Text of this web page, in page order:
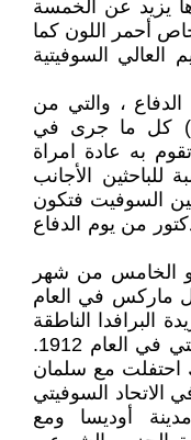
يزيد عن الخمسة
أحمر اللون كما
العالي السوفيتية
، والتي من
كل ما جرى في
به عادة امراة
الأجانب
السوفيت فتكون
من يوم الدفاع
الخامس من شهر
كارل ماركس في العام
البرافدا الناطقة
بلسان حال الحزب الشيوعي السوفيتي في العام 1912.
احتفلت مع سلمان
الاتحاد السوفيتي
أوديسا ومع